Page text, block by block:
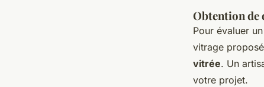
Obtention de
Pour évaluer un
vitrage
vitrée. Un
votre projet.